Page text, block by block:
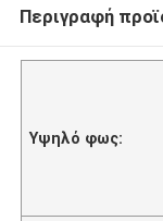
Περιγραφή
Υψηλό φως: